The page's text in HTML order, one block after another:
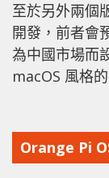
至於另外兩個
開發，前者會
為中國市場而
macOS 風格
Orange Pi